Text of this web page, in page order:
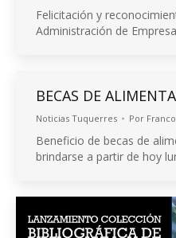
Felicitación y
Administración de
BECAS DE
Noticias Tuquerres Por
Beneficio de becas de
brindarse a partir de hoy